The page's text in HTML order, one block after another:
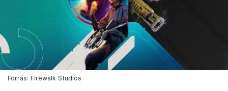
Forrás: Firewalk Studios